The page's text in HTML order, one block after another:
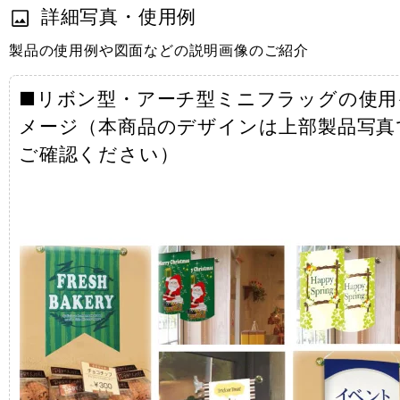
詳細写真・使用例
製品の使用例や図面などの説明画像のご紹介
■リボン型・アーチ型ミニフラッグの使
メージ（本商品のデザインは上部製品写
ご確認ください）